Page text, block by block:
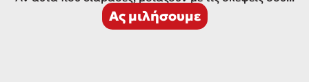
Ας μιλήσουμε